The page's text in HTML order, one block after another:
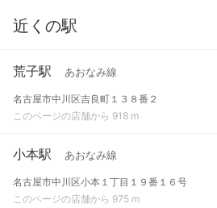
近くの駅
荒子駅 あおなみ線
名古屋市中川区吉良町１３８番２
このページの店舗から 918 m
小本駅 あおなみ線
名古屋市中川区小本１丁目１９番１６号
このページの店舗から 975 m